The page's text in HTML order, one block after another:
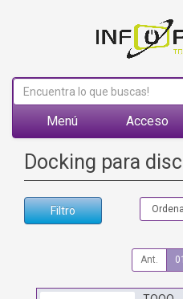
Menú Acceso
Docking para
Filtro
Ant. 01